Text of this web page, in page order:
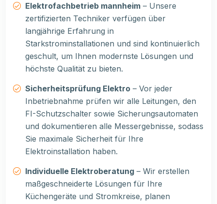
Elektrofachbetrieb mannheim – Unsere
zertifizierten Techniker verfügen über
langjährige Erfahrung in
Starkstrominstallationen und sind kontinuierlich
geschult, um Ihnen modernste Lösungen und
höchste Qualität zu bieten.
Sicherheitsprüfung Elektro – Vor jeder
Inbetriebnahme prüfen wir alle Leitungen, den
FI-Schutzschalter sowie Sicherungsautomaten
und dokumentieren alle Messergebnisse, sodass
Sie maximale Sicherheit für Ihre
Elektroinstallation haben.
Individuelle Elektroberatung – Wir erstellen
maßgeschneiderte Lösungen für Ihre
Küchengeräte und Stromkreise, planen